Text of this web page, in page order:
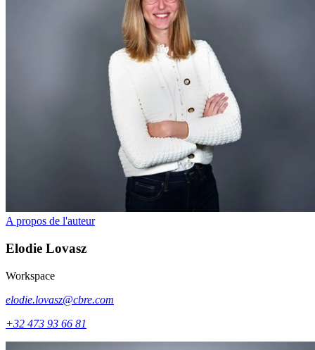
A propos de l'auteur
Elodie Lovasz
Workspace
elodie.lovasz@cbre.com
+32 473 93 66 81